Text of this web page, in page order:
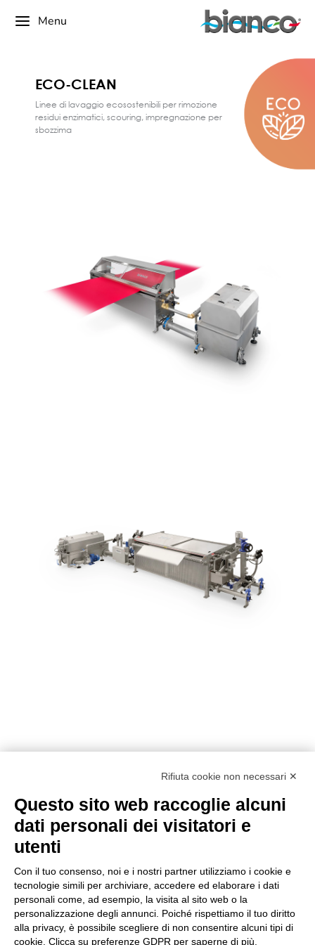
Menu
ECO-CLEAN
Linee di lavaggio ecosostenibili per rimozione
residui enzimatici, scouring, impregnazione per
sbozzima
residui enzimatici TNK
Scopri
Impianto di Impregnazione
INNO-PAD
ScopriRifiuta cookie non necessari ✕
Questo sito web raccoglie alcuni
dati personali dei visitatori e
utenti
Con il tuo consenso, noi e i nostri partner utilizziamo i cookie e
tecnologie simili per archiviare, accedere ed elaborare i dati
personali come, ad esempio, la visita al sito web o la
personalizzazione degli annunci. Poiché rispettiamo il tuo diritto
alla privacy, è possibile scegliere di non consentire alcuni tipi di
cookie. Clicca su preferenze GDPR per saperne di più.